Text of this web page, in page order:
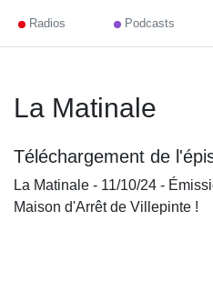
Radios Podcasts
La Matinale
Téléchargement de
La Matinale - 11/10/24 -
Maison d'Arrêt de Villepinte !